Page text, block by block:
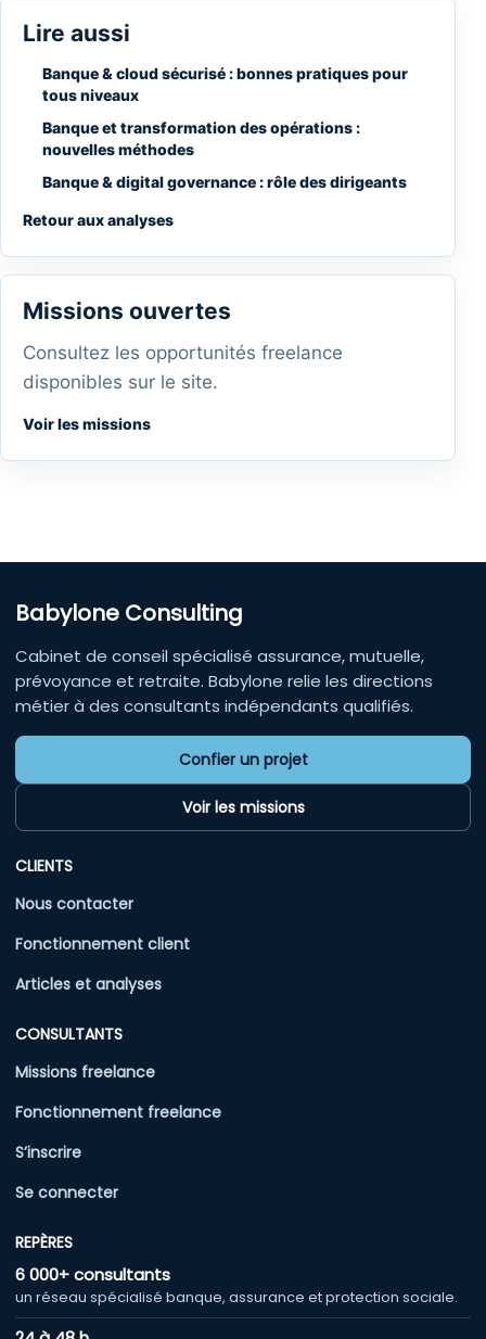
Lire aussi
Banque & cloud sécurisé : bonnes pratiques pour
tous niveaux
Banque et transformation des opérations :
nouvelles méthodes
Banque & digital governance : rôle des dirigeants
Retour aux analyses
Missions ouvertes
Consultez les opportunités freelance
disponibles sur le site.
Voir les missions
Babylone Consulting
Cabinet de conseil spécialisé assurance, mutuelle,
prévoyance et retraite. Babylone relie les directions
métier à des consultants indépendants qualifiés.
Confier un projet
Voir les missions
CLIENTS
Nous contacter
Fonctionnement client
Articles et analyses
CONSULTANTS
Missions freelance
Fonctionnement freelance
S’inscrire
Se connecter
REPÈRES
6 000+ consultants
un réseau spécialisé banque, assurance et protection sociale.